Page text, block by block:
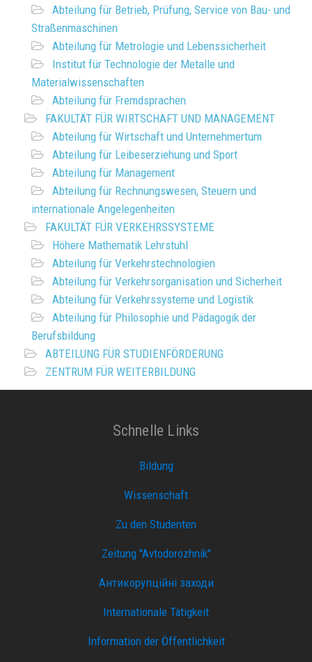
Abteilung für Betrieb, Prüfung, Service von Bau- und
Straßenmaschinen
Abteilung für Metrologie und Lebenssicherheit
Institut für Technologie der Metalle und
Materialwissenschaften
Abteilung für Fremdsprachen
FAKULTÄT FÜR WIRTSCHAFT UND MANAGEMENT
Abteilung für Wirtschaft und Unternehmertum
Abteilung für Leibeserziehung und Sport
Abteilung für Management
Abteilung für Rechnungswesen, Steuern und
internationale Angelegenheiten
FAKULTÄT FÜR VERKEHRSSYSTEME
Höhere Mathematik Lehrstuhl
Abteilung für Verkehrstechnologien
Abteilung für Verkehrsorganisation und Sicherheit
Abteilung für Verkehrssysteme und Logistik
Abteilung für Philosophie und Pädagogik der
Berufsbildung
ABTEILUNG FÜR STUDIENFÖRDERUNG
ZENTRUM FÜR WEITERBILDUNG
Schnelle Links
Bildung
Wissenschaft
Zu den Studenten
Zeitung "Avtodorozhnik"
Антикорупційні заходи
Internationale Tätigkeit
Information der Öffentlichkeit